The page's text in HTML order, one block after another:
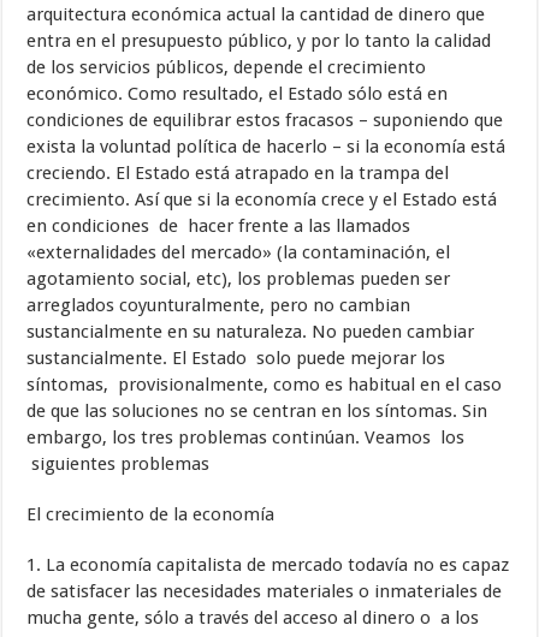
arquitectura económica actual la cantidad de dinero que
entra en el presupuesto público, y por lo tanto la calidad
de los servicios públicos, depende el crecimiento
económico. Como resultado, el Estado sólo está en
condiciones de equilibrar estos fracasos – suponiendo que
exista la voluntad política de hacerlo – si la economía está
creciendo. El Estado está atrapado en la trampa del
crecimiento. Así que si la economía crece y el Estado está
en condiciones de hacer frente a las llamados
«externalidades del mercado» (la contaminación, el
agotamiento social, etc), los problemas pueden ser
arreglados coyunturalmente, pero no cambian
sustancialmente en su naturaleza. No pueden cambiar
sustancialmente. El Estado solo puede mejorar los
síntomas, provisionalmente, como es habitual en el caso
de que las soluciones no se centran en los síntomas. Sin
embargo, los tres problemas continúan. Veamos los
siguientes problemas
El crecimiento de la economía
1. La economía capitalista de mercado todavía no es capaz
de satisfacer las necesidades materiales o inmateriales de
mucha gente, sólo a través del acceso al dinero o a los